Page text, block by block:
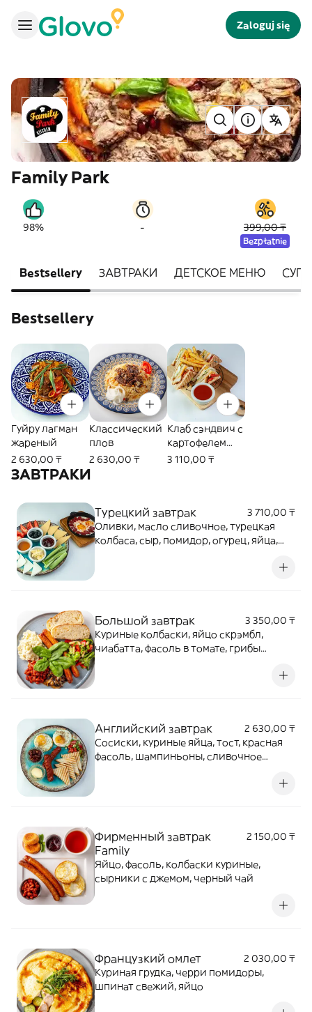
Zaloguj się
Family Park
98% - 399,00 ₸
Bezpłatnie
Bestsellery ЗАВТРАКИ ДЕТСКОЕ МЕНЮ
Bestsellery
Гуйру лагман
жареный
2 630,00 ₸
Классический
плов
2 630,00 ₸
Клаб сэндвич с
картофелем
фри
3 110,00 ₸
ЗАВТРАКИ
Турецкий завтрак
3 710,00 ₸
Оливки, масло сливочное, турецкая
колбаса, сыр, помидор, огурец, яйца,
Большой завтрак
3 350,00 ₸
Куриные колбаски, яйцо скрэмбл,
чиабатта, фасоль в томате, грибы
Английский завтрак
2 630,00 ₸
Сосиски, куриные яйца, тост, красная
фасоль, шампиньоны, сливочное
Фирменный завтрак
Family
2 150,00 ₸
Яйцо, фасоль, колбаски куриные,
сырники с джемом, черный чай
Французкий омлет
2 030,00 ₸
Куриная грудка, черри помидоры,
шпинат свежий, яйцо